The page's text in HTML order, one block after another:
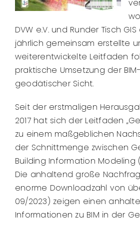
Jobbörse
DVW e.V. und Runder Tisch GIS
jährlich gemeinsam erstellte
weiterentwickelte Leitfaden
praktische Umsetzung der
geodätischer Sicht.
Seit der erstmaligen
2017 hat sich der Leitfaden
zu einem maßgeblichen
der Schnittmenge zwischen
Building Information Modeling
Die anhaltend große
enorme Downloadzahl von
09/2023) zeigen einen
Informationen zu BIM in der